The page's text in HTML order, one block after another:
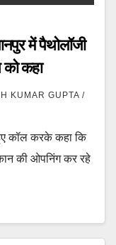
में पैथोलॉजी
कहा
KUMAR GUPTA /
कॉल करके कहा कि
की ओपनिंग कर रहे